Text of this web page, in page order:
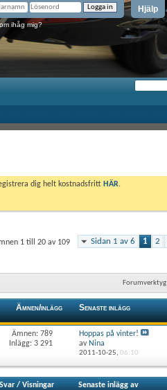
Hjälp
ihåg mig?
dig helt kostnadsfritt HÄR.
Sidan 1 av 6 1 2
1 till 20 av 109
Forumverktyg
Ämnen/inlägg Senaste inlägg
Ämnen: 789
Inlägg: 3 291
Hoppas på vinter!
av Nina
2011-10-25,06:10
Svar/ Visningar Senaste inlägg av